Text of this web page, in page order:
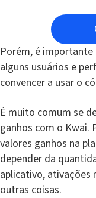
Porém, é
alguns usuários e
convencer a usar o
É muito comum se
ganhos com o Kwai.
valores ganhos na
depender da
aplicativo, ativações
outras coisas.